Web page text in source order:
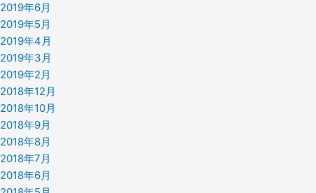
2019年6月
2019年5月
2019年4月
2019年3月
2019年2月
2018年12月
2018年10月
2018年9月
2018年8月
2018年7月
2018年6月